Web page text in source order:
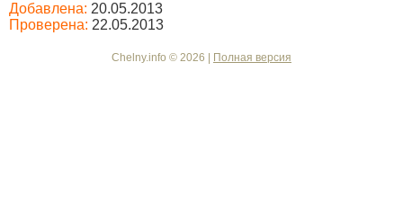
Добавлена: 20.05.2013
Проверена: 22.05.2013
Chelny.info © 2026 | Полная версия